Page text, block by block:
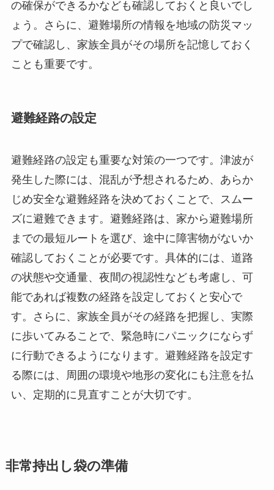
の確保ができるかなども確認しておくと良いでし
ょう。さらに、避難場所の情報を地域の防災マッ
プで確認し、家族全員がその場所を記憶しておく
ことも重要です。
避難経路の設定
避難経路の設定も重要な対策の一つです。津波が
発生した際には、混乱が予想されるため、あらか
じめ安全な避難経路を決めておくことで、スムー
ズに避難できます。避難経路は、家から避難場所
までの最短ルートを選び、途中に障害物がないか
確認しておくことが必要です。具体的には、道路
の状態や交通量、夜間の視認性なども考慮し、可
能であれば複数の経路を設定しておくと安心で
す。さらに、家族全員がその経路を把握し、実際
に歩いてみることで、緊急時にパニックにならず
に行動できるようになります。避難経路を設定す
る際には、周囲の環境や地形の変化にも注意を払
い、定期的に見直すことが大切です。
非常持出し袋の準備